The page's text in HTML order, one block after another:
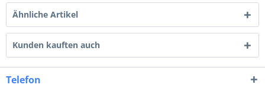
Ähnliche Artikel
Kunden kauften auch
Telefon